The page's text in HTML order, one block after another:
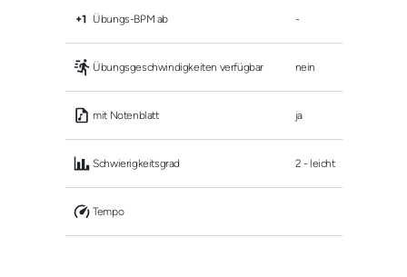
Übungs-BPM ab -
Übungsgeschwindigkeiten verfügbar nein
mit Notenblatt ja
Schwierigkeitsgrad 2 - leicht
Tempo